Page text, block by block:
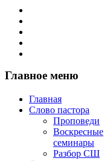
Главное меню
Главная
Слово пастора
Проповеди
Воскресные
семинары
Разбор СШ